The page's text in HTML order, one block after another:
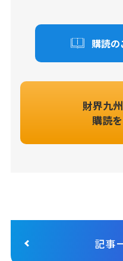
購読
財界九
購読
記事